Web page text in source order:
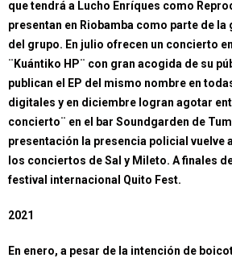
que tendrá a Lucho Enríques como
presentan en Riobamba como parte de la
del grupo. En julio ofrecen un concierto
¨Kuántiko HP¨ con gran acogida de su
publican el EP del mismo nombre en
digitales y en diciembre logran agotar
concierto¨ en el bar Soundgarden de
presentación la presencia policial vuelve
los conciertos de Sal y Mileto. A finales
festival internacional Quito Fest.
2021
En enero, a pesar de la intención de